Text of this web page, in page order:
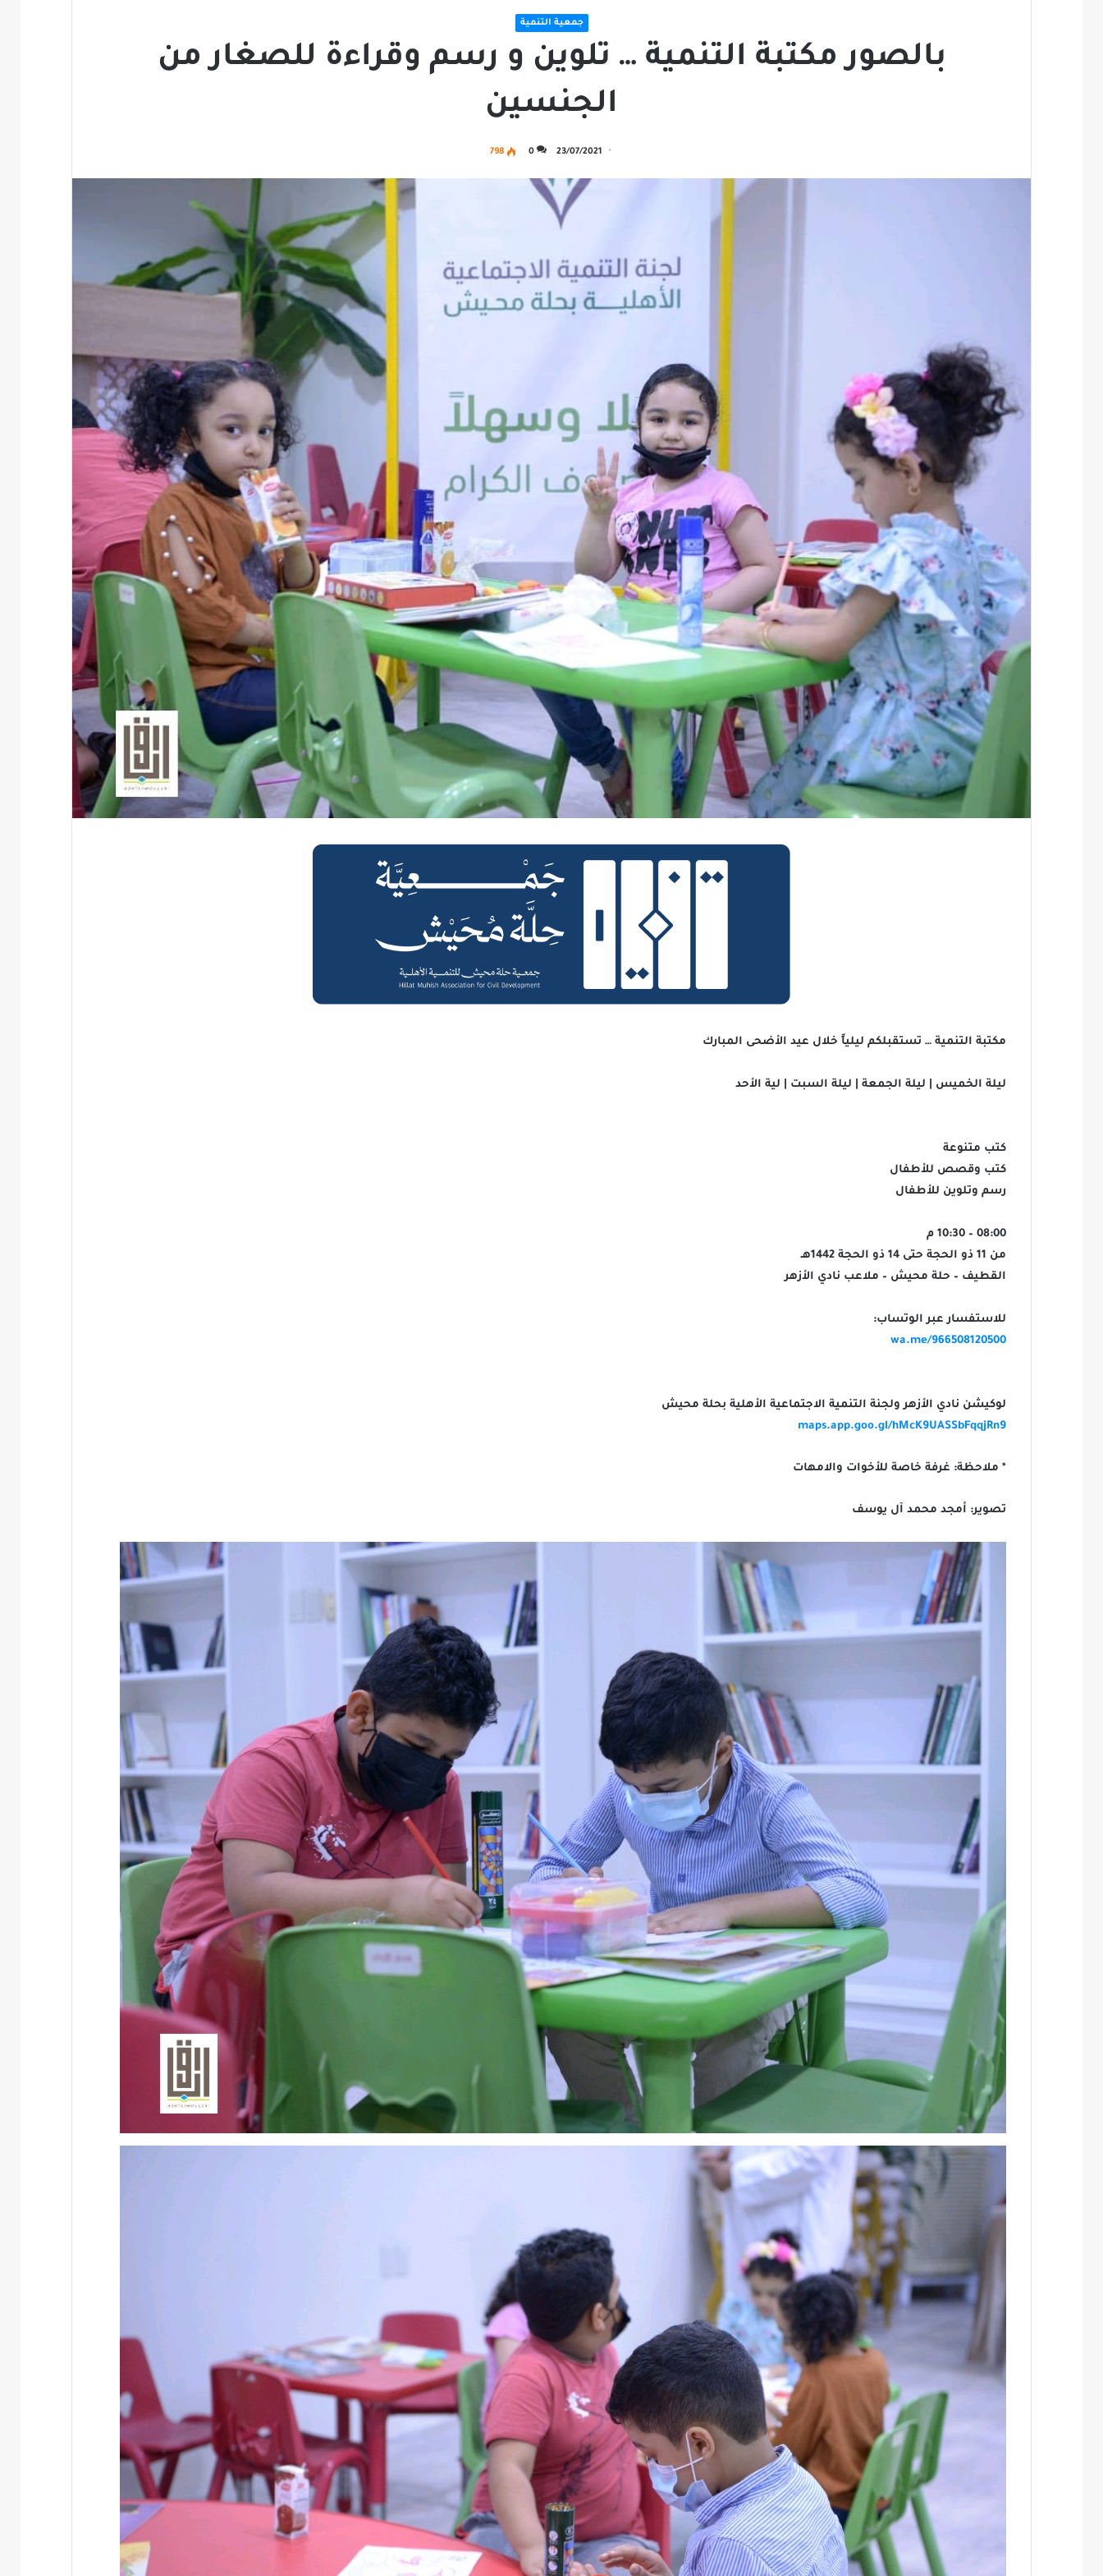
جمعية التنمية
بالصور مكتبة التنمية … تلوين و رسم وقراءة للصغار من
الجنسين
23/07/2021
0
798
مكتبة التنمية … تستقبلكم ليلياً خلال عيد الأضحى المبارك
ليلة الخميس | ليلة الجمعة | ليلة السبت | لية الأحد
كتب متنوعة
كتب وقصص للأطفال
رسم وتلوين للأطفال
08:00 – 10:30 م
من 11 ذو الحجة حتى 14 ذو الحجة 1442هـ
القطيف – حلة محيش – ملاعب نادي الأزهر
للاستفسار عبر الوتساب:
wa.me/966508120500
لوكيشن نادي الأزهر ولجنة التنمية الاجتماعية الأهلية بحلة محيش
maps.app.goo.gl/hMcK9UASSbFqqjRn9
* ملاحظة: غرفة خاصة للأخوات والامهات
تصوير: أمجد محمد آل يوسف